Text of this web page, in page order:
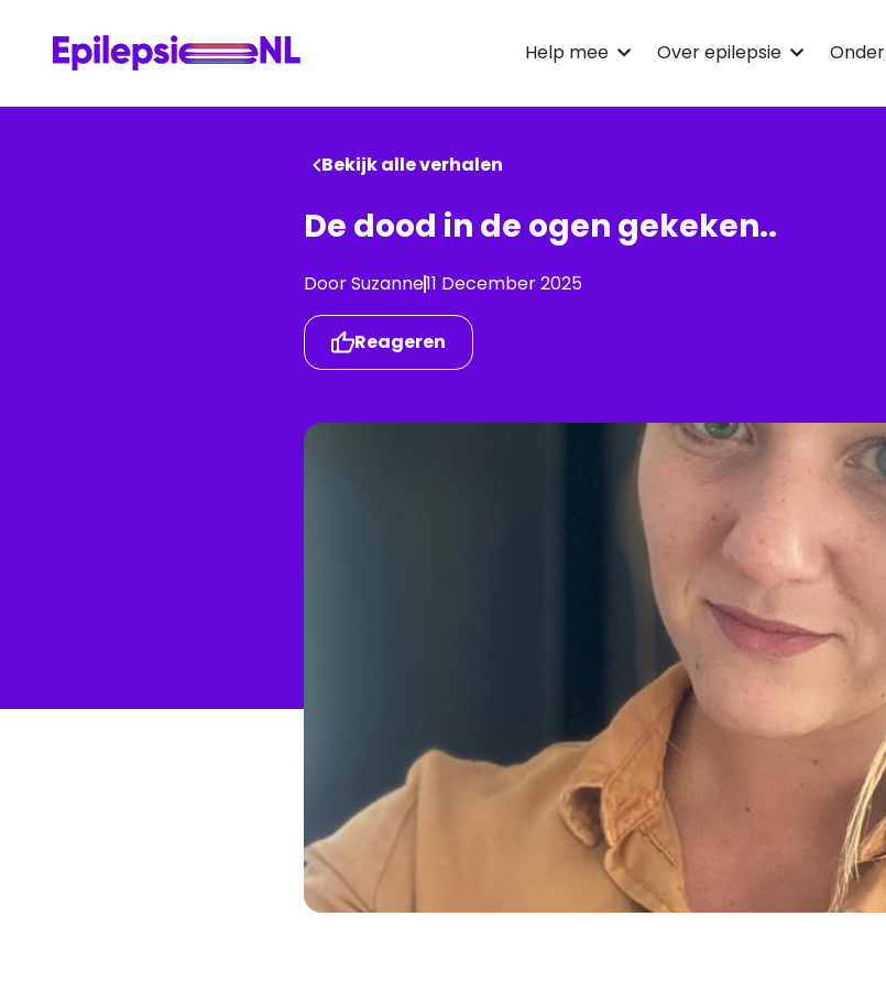
Help mee Over epilepsie
Bekijk alle verhalen
De dood in de ogen gekeken..
DoorSuzanne11 December 2025
Reageren